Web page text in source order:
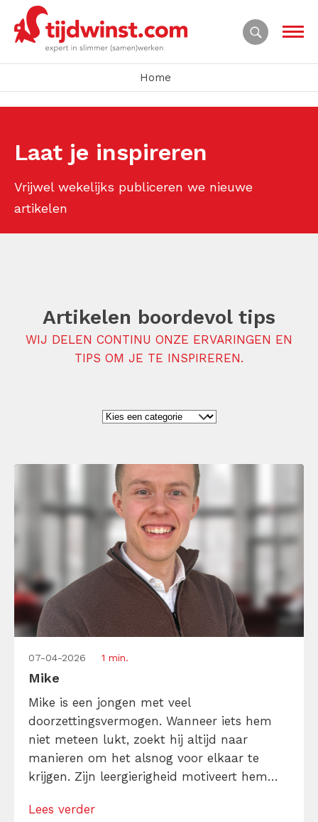
Home
Laat je inspireren
Vrijwel wekelijks publiceren we nieuwe
artikelen
Artikelen boordevol tips
WIJ DELEN CONTINU ONZE ERVARINGEN EN
TIPS OM JE TE INSPIREREN.
07-04-2026 1 min.
Mike
Mike is een jongen met veel
doorzettingsvermogen. Wanneer iets hem
niet meteen lukt, zoekt hij altijd naar
manieren om het alsnog voor elkaar te
krijgen. Zijn leergierigheid motiveert hem
drijft? Content maken die iets losmaakt, die
Lees verder